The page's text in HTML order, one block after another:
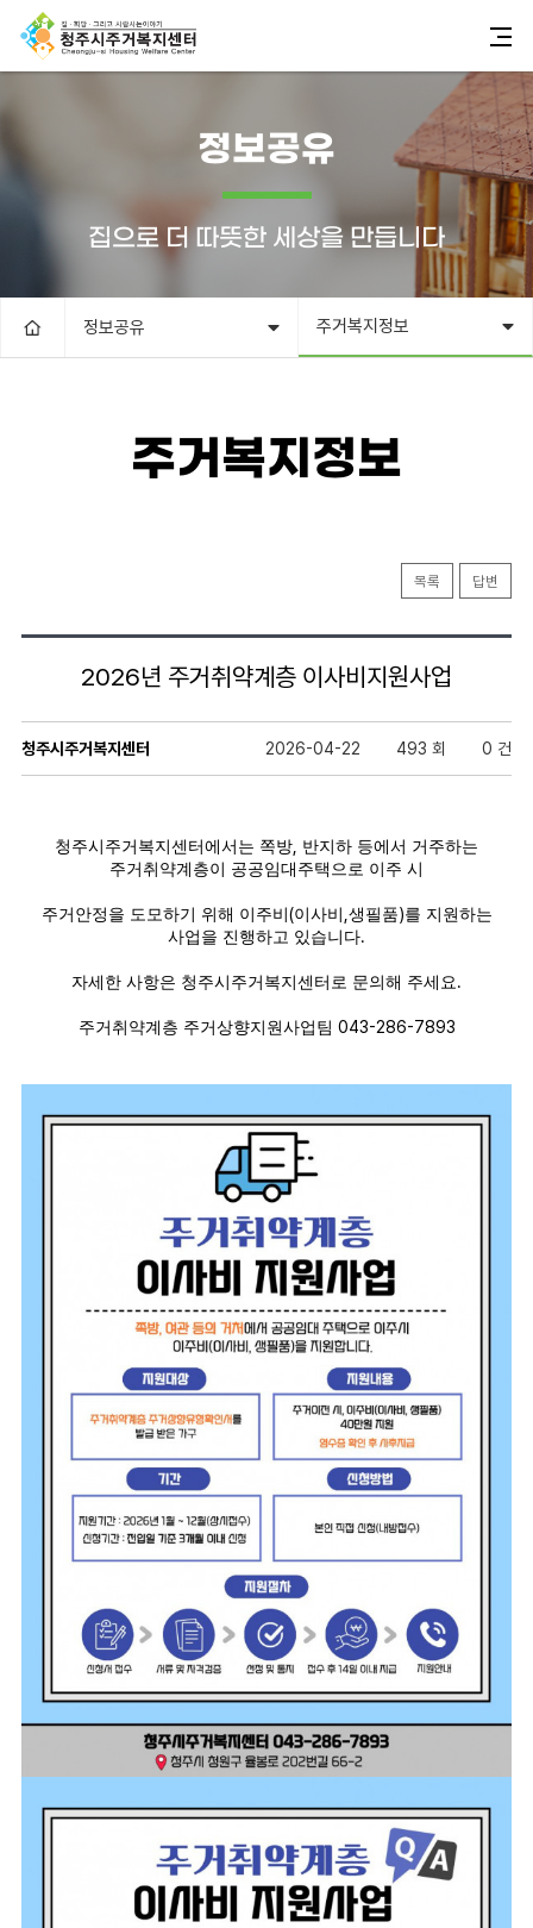
정보공유
집으로 더 따뜻한 세상을 만듭니다
정보공유 주거복지정보
주거복지정보
목록 답변
2026년 주거취약계층 이사비지원사업
청주시주거복지센터 2026-04-22 493 회 0 건
청주시주거복지센터에서는 쪽방 반지하 등에서 거주하는
주거취약계층이 공공임대주택으로 이주 시
주거안정을 도모하기 위해 이주비(이사비 생필품)를 지원하는
사업을 진행하고 있습니다.
자세한 사항은 청주시주거복지센터로 문의해 주세요.
주거취약계층 주거상향지원사업팀 043-286-7893